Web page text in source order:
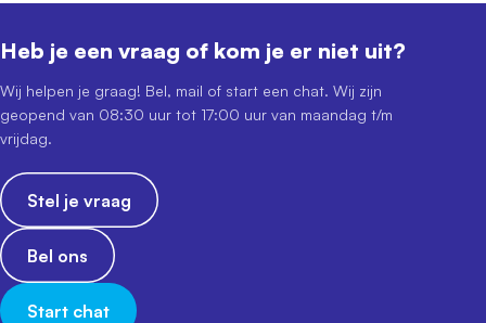
Heb je een vraag of kom je er niet uit?
Wij helpen je graag! Bel, mail of start een chat. Wij zijn
geopend van 08:30 uur tot 17:00 uur van maandag t/m
vrijdag.
Stel je vraag
Bel ons
Start chat